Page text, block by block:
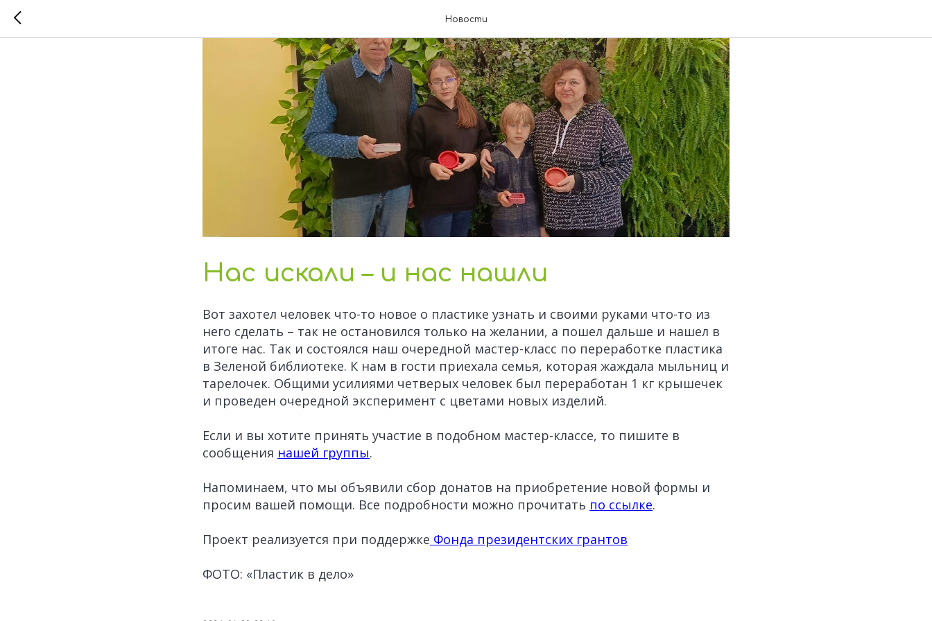
Новости
Нас искали – и нас нашли
Вот захотел человек что-то новое о пластике узнать и своими руками что-то из
него сделать – так не остановился только на желании, а пошел дальше и нашел в
итоге нас. Так и состоялся наш очередной мастер-класс по переработке пластика
в Зеленой библиотеке. К нам в гости приехала семья, которая жаждала мыльниц и
тарелочек. Общими усилиями четверых человек был переработан 1 кг крышечек
и проведен очередной эксперимент с цветами новых изделий.
Если и вы хотите принять участие в подобном мастер-классе, то пишите в
сообщения нашей группы.
Напоминаем, что мы объявили сбор донатов на приобретение новой формы и
просим вашей помощи. Все подробности можно прочитать по ссылке.
Проект реализуется при поддержке Фонда президентских грантов
ФОТО: «Пластик в дело»